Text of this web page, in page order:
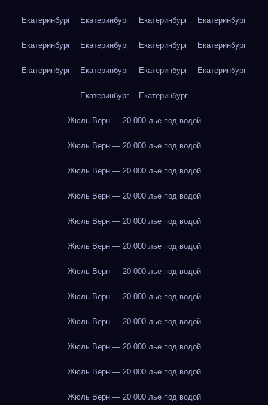
Екатеринбург Екатеринбург Екатеринбург Екатеринбург
Екатеринбург Екатеринбург Екатеринбург Екатеринбург
Екатеринбург Екатеринбург Екатеринбург Екатеринбург
Екатеринбург Екатеринбург
Жюль Верн — 20 000 лье под водой
Жюль Верн — 20 000 лье под водой
Жюль Верн — 20 000 лье под водой
Жюль Верн — 20 000 лье под водой
Жюль Верн — 20 000 лье под водой
Жюль Верн — 20 000 лье под водой
Жюль Верн — 20 000 лье под водой
Жюль Верн — 20 000 лье под водой
Жюль Верн — 20 000 лье под водой
Жюль Верн — 20 000 лье под водой
Жюль Верн — 20 000 лье под водой
Жюль Верн — 20 000 лье под водой